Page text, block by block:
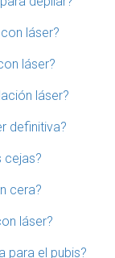
láser?
láser?
láser?
definitiva?
cejas?
cera?
láser?
para el pubis?